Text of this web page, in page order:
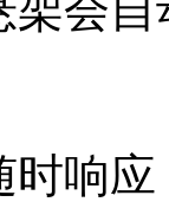
响应